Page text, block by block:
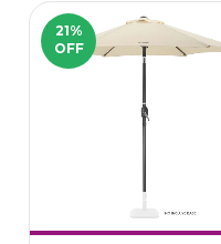
21%
OFF